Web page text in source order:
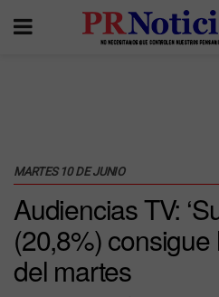
MARTES 10 DE JUNIO
Audiencias TV:
(20,8%)
del martes